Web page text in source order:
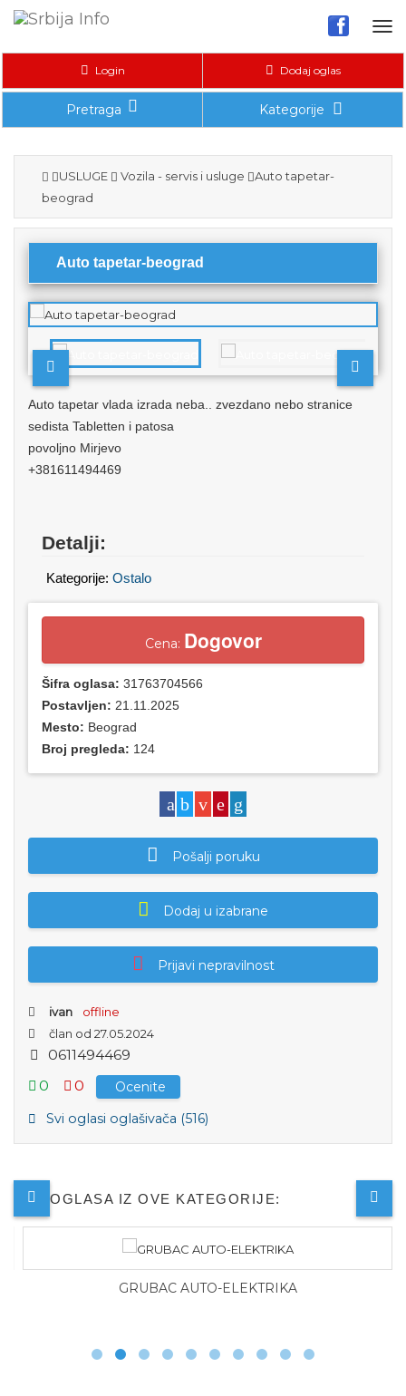
Login Dodaj oglas
Pretraga Kategorije
USLUGE Vozila - servis i usluge
Auto tapetar-
beograd
Auto tapetar-beograd
Auto tapetar vlada izrada neba.. zvezdano nebo stranice
sedista Tabletten i patosa
povoljno Mirjevo
+381611494469
Detalji:
Kategorije: Ostalo
Cena: Dogovor
Šifra oglasa: 31763704566
Postavljen: 21.11.2025
Mesto: Beograd
Broj pregleda: 124
Pošalji poruku
Dodaj u izabrane
Prijavi nepravilnost
ivan
offline
član od 27.05.2024
0611494469
0
0
Ocenite
Svi oglasi oglašivača (516)
JOŠ OGLASA IZ OVE KATEGORIJE:
GRUBAC AUTO-ELEKTRIKA